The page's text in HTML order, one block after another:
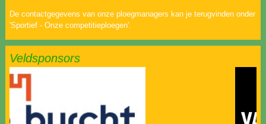
De contactgegevens van onze ploegmanagers kan je terugvinden onder
'Sportief - Onze competitieploegen'.
Veldsponsors